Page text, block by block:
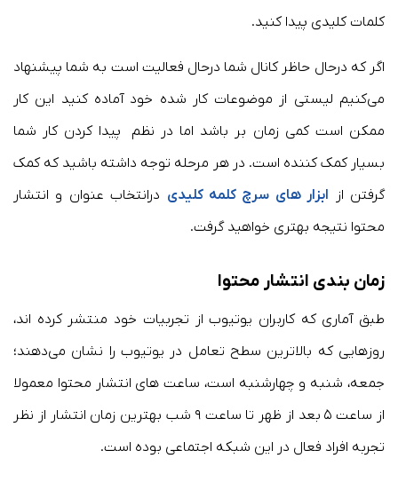
کلمات کلیدی پیدا کنید.
اگر که درحال حاظر کانال شما درحال فعالیت است به شما پیشنهاد
می‌کنیم لیستی از موضوعات کار شده خود آماده کنید این کار
ممکن است کمی زمان بر باشد اما در نظم پیدا کردن کار شما
بسیار کمک کننده است. در هر مرحله توجه داشته باشید که کمک
گرفتن از ابزار های سرچ کلمه کلیدی درانتخاب عنوان و انتشار
محتوا نتیجه بهتری خواهید گرفت.
زمان بندی انتشار محتوا
طبق آماری که کاربران یوتیوب از تجربیات خود منتشر کرده اند،
روزهایی که بالاترین سطح تعامل در یوتیوب را نشان می‌دهند؛
جمعه، شنبه و چهارشنبه است، ساعت های انتشار محتوا معمولا
از ساعت ۵ بعد از ظهر تا ساعت ۹ شب بهترین زمان انتشار از نظر
تجربه افراد فعال در این شبکه اجتماعی بوده است.